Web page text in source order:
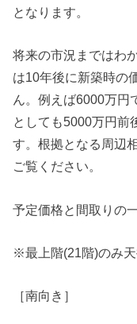
となります。
将来の市況まではわ
は10年後に新築時の
ん。例えば6000万円
としても5000万円前
す。根拠となる周辺
ご覧ください。
予定価格と間取りの
※最上階(21階)のみ
［南向き］